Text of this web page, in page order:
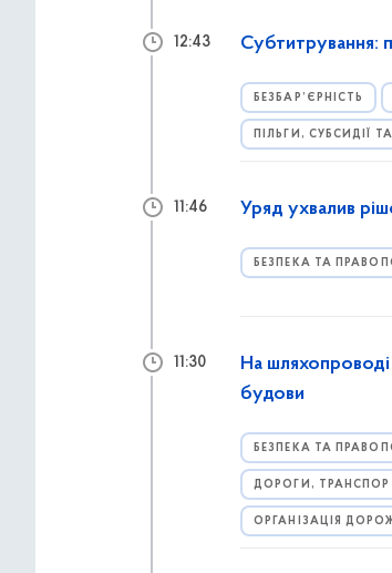
Субтитрування:
БЕЗБАР’ЄРНІСТЬ
ПІЛЬГИ, СУБСИДІЇ
12:43
Уряд ухвалив
БЕЗПЕКА ТА
11:46
На шляхопроводі
будови
БЕЗПЕКА ТА
ДОРОГИ,
ОРГАНІЗАЦІЯ
11:30